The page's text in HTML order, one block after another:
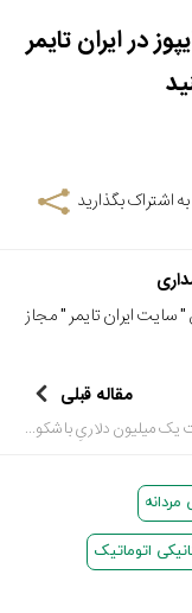
در ایران تایمر
به اشتراک بگذارید
"سایت ایران تایمر " مجاز
مقاله قبلی
ساعت یک میلیون دلاریِ با شکوه از جنس الماس
اتوماتیک